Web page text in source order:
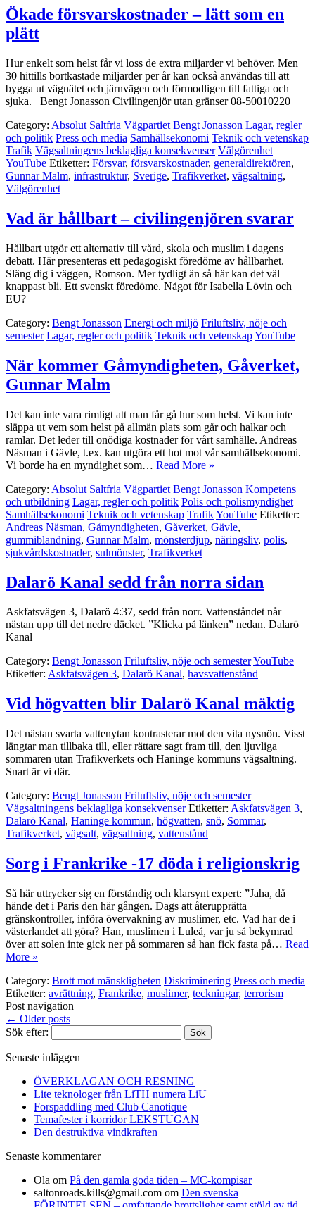
Ökade försvarskostnader – lätt som en
plätt
Hur enkelt som helst får vi loss de extra miljarder vi behöver. Men
30 hittills bortkastade miljarder per år kan också användas till att
bygga ut vägnätet och järnvägen och förmodligen till fattiga och
sjuka. Bengt Jonasson Civilingenjör utan gränser 08-50010220
Category: Absolut Saltfria Vägpartiet Bengt Jonasson Lagar, regler
och politik Press och media Samhällsekonomi Teknik och vetenskap
Trafik Vägsaltningens beklagliga konsekvenser Välgörenhet
YouTube Etiketter: Försvar, försvarskostnader, generaldirektören,
Gunnar Malm, infrastruktur, Sverige, Trafikverket, vägsaltning,
Välgörenhet
Vad är hållbart – civilingenjören svarar
Hållbart utgör ett alternativ till vård, skola och muslim i dagens
debatt. Här presenteras ett pedagogiskt föredöme av hållbarhet.
Släng dig i väggen, Romson. Mer tydligt än så här kan det väl
knappast bli. Ett svenskt föredöme. Något för Isabella Lövin och
EU?
Category: Bengt Jonasson Energi och miljö Friluftsliv, nöje och
semester Lagar, regler och politik Teknik och vetenskapYouTube
När kommer Gåmyndigheten, Gåverket,
Gunnar Malm
Det kan inte vara rimligt att man får gå hur som helst. Vi kan inte
släppa ut vem som helst på allmän plats som går och halkar och
ramlar. Det leder till onödiga kostnader för vårt samhälle. Andreas
Näsman i Gävle, t.ex. kan utgöra ett hot mot vår samhällsekonomi.
Vi borde ha en myndighet som… Read More »
Category: Absolut Saltfria Vägpartiet Bengt Jonasson Kompetens
och utbildning Lagar, regler och politik Polis och polismyndighet
Samhällsekonomi Teknik och vetenskap TrafikYouTube Etiketter:
Andreas Näsman, Gåmyndigheten, Gåverket, Gävle,
gummiblandning, Gunnar Malm, mönsterdjup, näringsliv, polis,
sjukvårdskostnader, sulmönster, Trafikverket
Dalarö Kanal sedd från norra sidan
Askfatsvägen 3, Dalarö 4:37, sedd från norr. Vattenståndet når
nästan upp till det nedre däcket. ”Klicka på länken” nedan. Dalarö
Kanal
Category: Bengt Jonasson Friluftsliv, nöje och semesterYouTube
Etiketter: Askfatsvägen 3, Dalarö Kanal, havsvattenstånd
Vid högvatten blir Dalarö Kanal mäktig
Det nästan svarta vattenytan kontrasterar mot den vita nysnön. Visst
längtar man tillbaka till, eller rättare sagt fram till, den ljuvliga
sommaren utan Trafikverkets och Haninge kommuns vägsaltning.
Snart är vi där.
Category: Bengt Jonasson Friluftsliv, nöje och semester
Vägsaltningens beklagliga konsekvenser Etiketter: Askfatsvägen 3,
Dalarö Kanal, Haninge kommun, högvatten, snö, Sommar,
Trafikverket, vägsalt, vägsaltning, vattenstånd
Sorg i Frankrike -17 döda i religionskrig
Så här uttrycker sig en förståndig och klarsynt expert: ”Jaha, då
hände det i Paris den här gången. Dags att återupprätta
gränskontroller, införa övervakning av muslimer, etc. Vad har de i
västerlandet att göra? Han, muslimen i Luleå, var ju så bekymrad
över att solen inte gick ner på sommaren så han fick fasta på… Read
More »
Category: Brott mot mänskligheten Diskriminering Press och media
Etiketter: avrättning, Frankrike, muslimer, teckningar, terrorism
Post navigation
← Older posts
Sök efter:
Senaste inläggen
ÖVERKLAGAN OCH RESNING
Lite teknologer från LiTH numera LiU
Forspaddling med Club Canotique
Temafester i korridor LEKSTUGAN
Den destruktiva vindkraften
Senaste kommentarer
Ola om På den gamla goda tiden – MC-kompisar
saltonroads.kills@gmail.com om Den svenska